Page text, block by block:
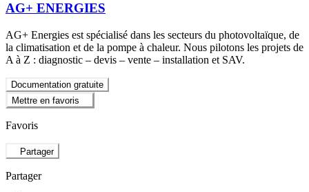
AG+ ENERGIES
AG+ Energies est spécialisé dans les secteurs du photovoltaïque, de
la climatisation et de la pompe à chaleur. Nous pilotons les projets de
A à Z : diagnostic – devis – vente – installation et SAV.
Documentation gratuite
Mettre en favoris
Favoris
Partager
Partager